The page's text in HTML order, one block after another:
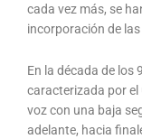
cada vez más, se
incorporación de
En la década de los
caracterizada por
voz con una baja
adelante, hacia